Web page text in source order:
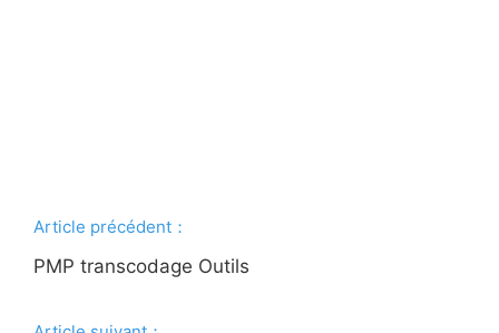
Article précédent：
PMP transcodage Outils